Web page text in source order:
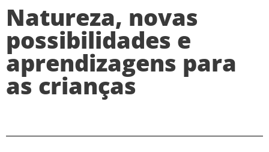
Natureza, novas
possibilidades e
aprendizagens para
as crianças